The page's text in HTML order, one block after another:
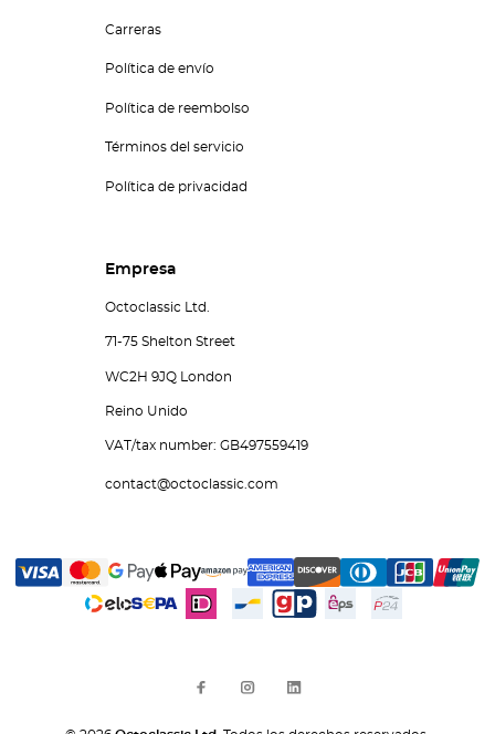
Carreras
Política de envío
Política de reembolso
Términos del servicio
Política de privacidad
Empresa
Octoclassic Ltd.
71-75 Shelton Street
WC2H 9JQ London
Reino Unido
VAT/tax number: GB497559419
contact@octoclassic.com